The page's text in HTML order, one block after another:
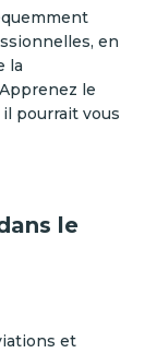
en
la
le
il pourrait vous
le
et